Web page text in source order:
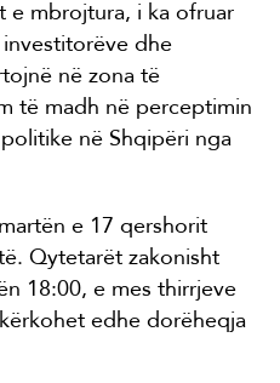
e mbrojtura, i ka ofruar
dhe
në zona të
të madh në perceptimin
në Shqipëri nga
e 17 qershorit
Qytetarët zakonisht
18:00, e mes thirrjeve
edhe dorëheqja